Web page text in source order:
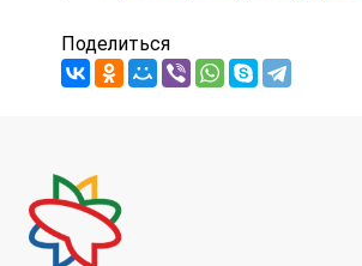
Поделиться